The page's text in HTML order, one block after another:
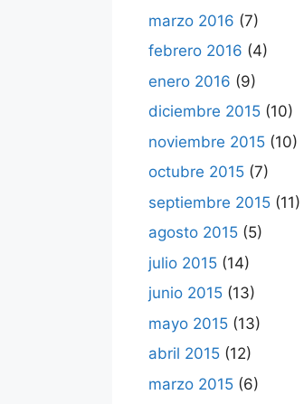
marzo 2016 (7)
febrero 2016 (4)
enero 2016 (9)
diciembre 2015 (10)
noviembre 2015 (10)
octubre 2015 (7)
septiembre 2015 (11)
agosto 2015 (5)
julio 2015 (14)
junio 2015 (13)
mayo 2015 (13)
abril 2015 (12)
marzo 2015 (6)